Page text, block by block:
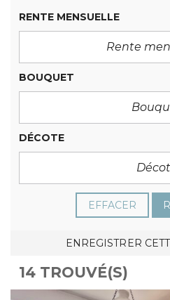
RENTE MENSUELLE
Rente
BOUQUET
DÉCOTE
EFFACER
ENREGISTRER
14 TROUVÉ(S)